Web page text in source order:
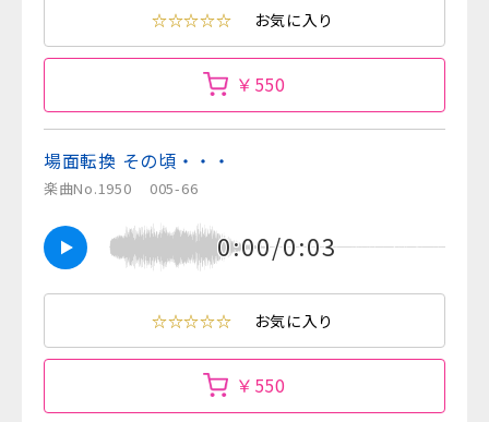
☆☆☆☆☆ お気に入り
￥550
場面転換 その頃・・・
楽曲No.1950 005-66
0:00/0:03
☆☆☆☆☆ お気に入り
￥550